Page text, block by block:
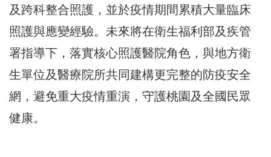
及跨科整合照護，並於疫情期間累積大量臨床
照護與應變經驗。未來將在衛生福利部及疾管
署指導下，落實核心照護醫院角色，與地方衛
生單位及醫療院所共同建構更完整的防疫安全
網，避免重大疫情重演，守護桃園及全國民眾
健康。